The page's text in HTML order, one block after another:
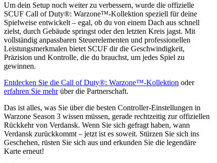
Um dein Setup noch weiter zu verbessern, wurde die offizielle
SCUF Call of Duty®: Warzone™-Kollektion speziell für deine
Spielweise entwickelt – egal, ob du von einem Dach aus schnell
zielst, durch Gebäude springst oder den letzten Kreis jagst. Mit
vollständig anpassbaren Steuerelementen und professionellen
Leistungsmerkmalen bietet SCUF dir die Geschwindigkeit,
Präzision und Kontrolle, die du brauchst, um jedes Spiel zu
gewinnen.
Entdecken Sie die Call of Duty®: Warzone™-Kollektion oder
erfahren Sie mehrüber die Partnerschaft.
Das ist alles, was Sie über die besten Controller-Einstellungen in
Warzone Season 3 wissen müssen, gerade rechtzeitig zur offiziellen
Rückkehr von Verdansk. Wenn Sie sich gefragt haben, wann
Verdansk zurückkommt – jetzt ist es soweit. Stürzen Sie sich ins
Geschehen, rüsten Sie sich aus und erkunden Sie die legendäre
Karte erneut!